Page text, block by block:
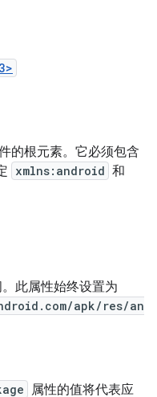
的根元素。它必须包含
xmlns:android 和
此属性始终设置为
apk/res/an
属性的值将代表应